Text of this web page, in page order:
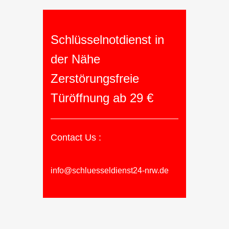
Schlüsselnotdienst in
der Nähe
Zerstörungsfreie
Türöffnung ab 29 €
Contact Us :
info@schluesseldienst24-nrw.de